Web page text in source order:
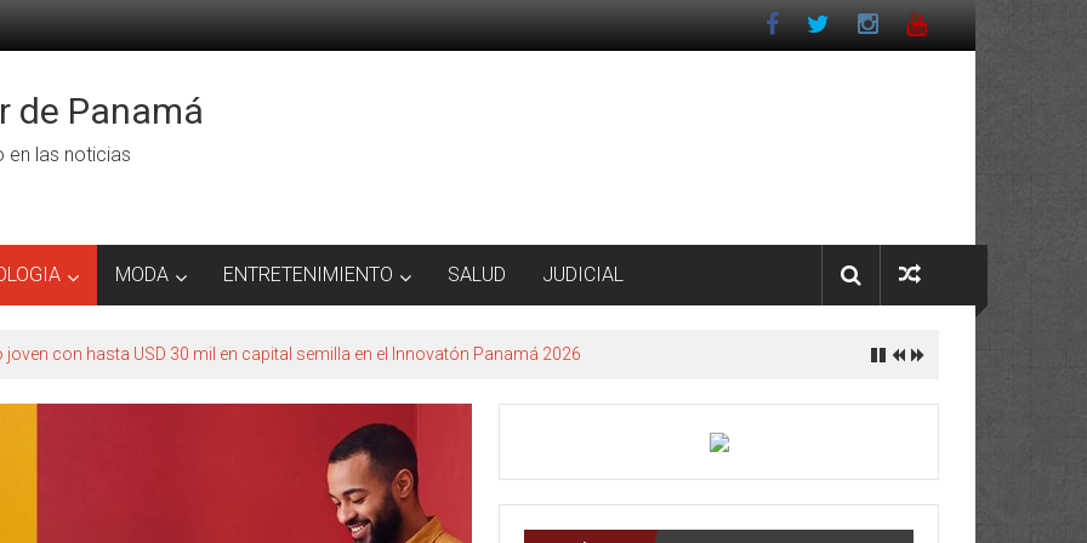
de Panamá
en las noticias
MODA ENTRETENIMIENTO SALUD JUDICIAL
joven con hasta USD 30 mil en capital semilla en el Innovatón Panamá 2026